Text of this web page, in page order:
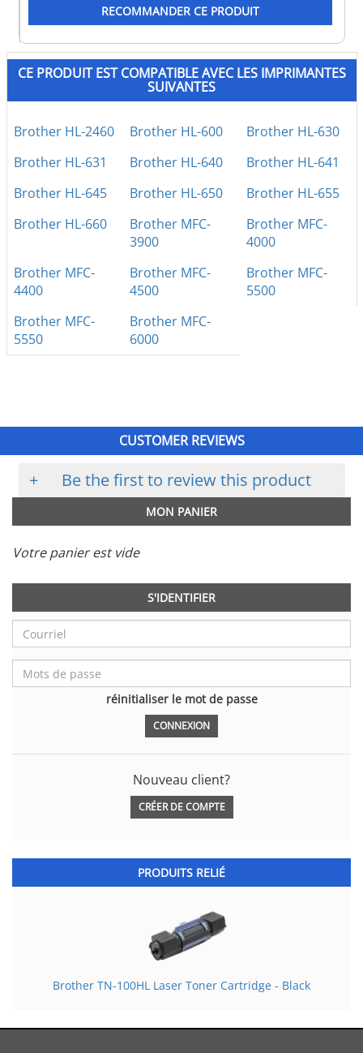
RECOMMANDER CE PRODUIT
CE PRODUIT EST COMPATIBLE AVEC LES IMPRIMANTES
SUIVANTES
Brother HL-2460 Brother HL-600
Brother HL-630
Brother HL-631
Brother HL-640
Brother HL-641
Brother HL-645
Brother HL-650
Brother HL-655
Brother HL-660
Brother MFC-
3900
Brother MFC-
4000
Brother MFC-
4400
Brother MFC-
4500
Brother MFC-
5500
Brother MFC-
5550
Brother MFC-
6000
CUSTOMER REVIEWS
+ Be the first to review this product
MON PANIER
Votre panier est vide
S'IDENTIFIER
réinitialiser le mot de passe
Nouveau client?
CRÉER DE COMPTE
PRODUITS RELIÉ
Brother TN-100HL Laser Toner Cartridge - Black